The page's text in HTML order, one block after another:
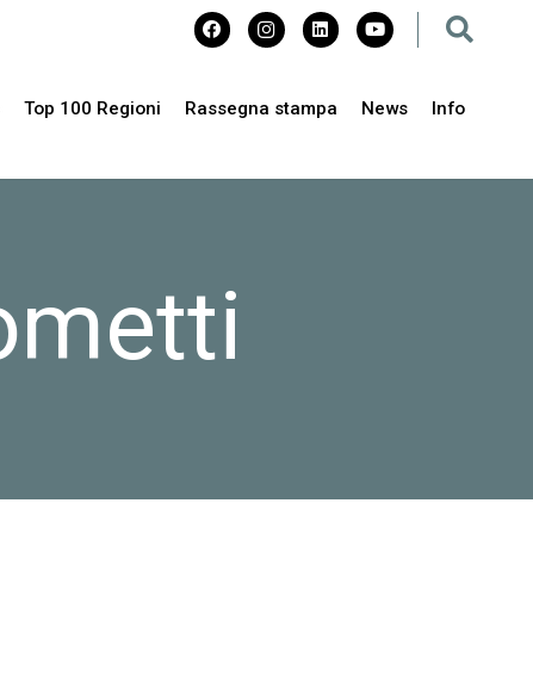
Top 100 Regioni Rassegna stampa News Info